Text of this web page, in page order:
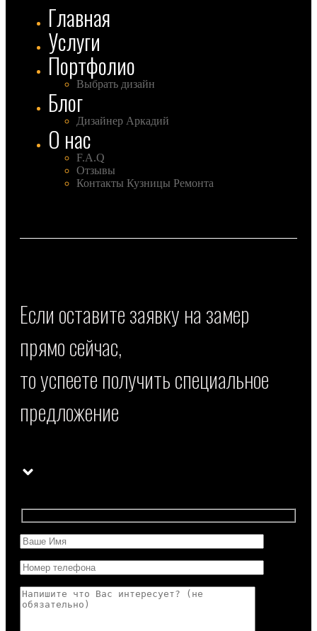
Главная
Услуги
Портфолио
Выбрать дизайн
Блог
Дизайнер Аркадий
О нас
F.A.Q
Отзывы
Контакты Кузницы Ремонта
Если оставите заявку на замер
прямо сейчас,
то успеете получить специальное
предложение